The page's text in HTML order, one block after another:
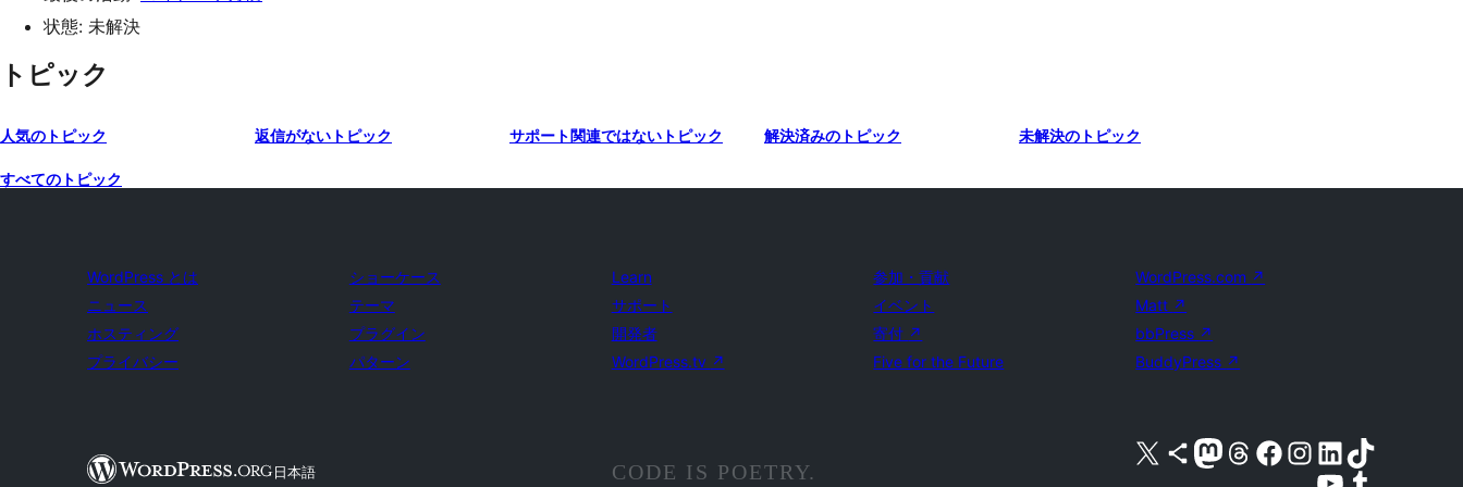
状態: 未解決
トピック
人気のトピック 返信がないトピック サポート関連ではないトピック 解決済みのトピック 未解決のトピック
すべてのトピック
WordPress とは
ニュース
ホスティング
プライバシー
ショーケース
テーマ
プラグイン
パターン
Learn
サポート
開発者
WordPress.tv ↗
参加・貢献
イベント
寄付 ↗
Five for the Future
WordPress.com ↗
Matt ↗
bbPress ↗
BuddyPress ↗
日本語
X (旧 Twitter) アカウントへ Bluesky アカウントへ Mastodon アカウントへ Threads アカウントへ Facebook ページへ Instagram アカウントへ LinkedIn アカウントへTikTok アカウントへ
CODE IS POETRY.